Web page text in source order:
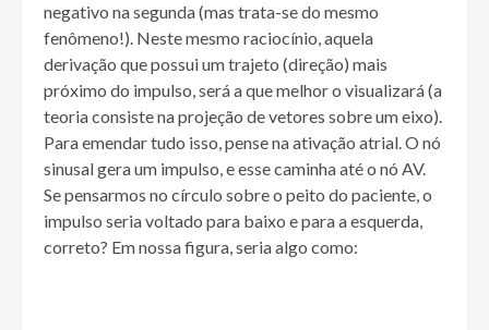
negativo na segunda (mas trata-se do mesmo
fenômeno!). Neste mesmo raciocínio, aquela
derivação que possui um trajeto (direção) mais
próximo do impulso, será a que melhor o visualizará (a
teoria consiste na projeção de vetores sobre um eixo).
Para emendar tudo isso, pense na ativação atrial. O nó
sinusal gera um impulso, e esse caminha até o nó AV.
Se pensarmos no círculo sobre o peito do paciente, o
impulso seria voltado para baixo e para a esquerda,
correto? Em nossa figura, seria algo como: